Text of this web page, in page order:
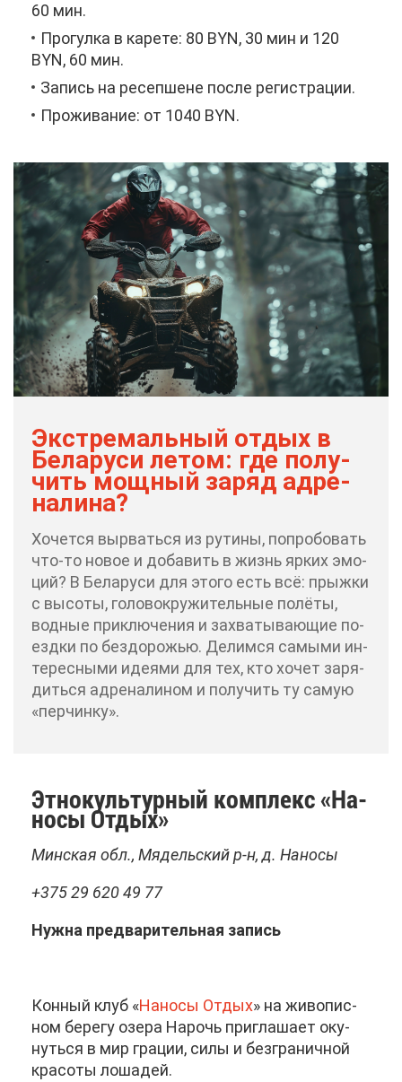
60 мин.
Про­гул­ка в ка­ре­те: 80 BYN, 30 мин и 120
BYN, 60 мин.
За­пись на ре­сеп­шене по­сле ре­ги­стра­ции.
Про­жи­ва­ние: от 1040 BYN.
Экс­тре­маль­ный от­дых в
Бе­ла­ру­си ле­том: где по­лу­
чить мощ­ный за­ряд ад­ре­
на­ли­на?
Хо­чет­ся вы­рвать­ся из ру­ти­ны, по­про­бо­вать
что-то но­вое и до­ба­вить в жизнь яр­ких эмо­
ций? В Бе­ла­ру­си для это­го есть всё: прыж­ки
с вы­со­ты, го­ло­во­кру­жи­тель­ные по­лё­ты,
вод­ные при­клю­че­ния и за­хва­ты­ва­ю­щие по­
езд­ки по без­до­ро­жью. Де­лим­ся са­мы­ми ин­
те­рес­ны­ми иде­я­ми для тех, кто хо­чет за­ря­
дить­ся ад­ре­на­ли­ном и по­лу­чить ту са­мую
«пер­чин­ку».
Эт­но­куль­тур­ный ком­плекс «На­
но­сы От­дых»
Мин­ская обл., Мя­дель­ский р-н, д. На­но­сы
+375 29 620 49 77
Нуж­на пред­ва­ри­тель­ная за­пись
Кон­ный клуб «На­но­сы От­дых» на жи­во­пис­
ном бе­ре­гу озе­ра На­рочь при­гла­ша­ет оку­
нуть­ся в мир гра­ции, си­лы и без­гра­нич­ной
кра­со­ты ло­ша­дей.